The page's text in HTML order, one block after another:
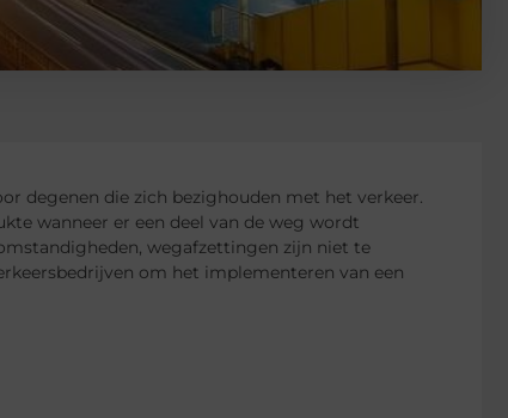
degenen die zich bezighouden met het verkeer.
wanneer er een deel van de weg wordt
wegafzettingen zijn niet te
om het implementeren van een